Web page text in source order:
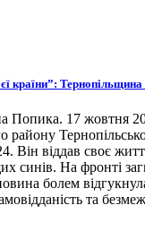
країни”:
Попика. 17 жовтня
Він віддав своє
синів. На фронті
болем
та